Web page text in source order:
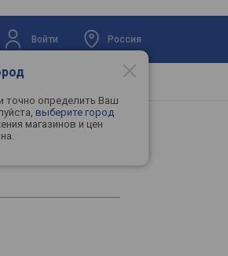
Войти Россия
точно определить Ваш
выберите город
магазинов и цен